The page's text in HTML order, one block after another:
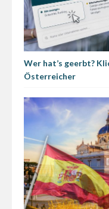
Wer hat’s geerbt?
Österreicher